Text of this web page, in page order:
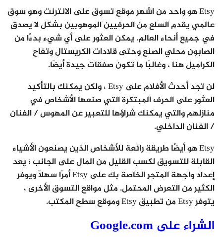
Etsy هو واحد من اشهر موقع تسوق على الانترنت وهو سوق
عالمي يقدم السلع من الحرفيين الموهوبين بشكل لا يصدق
في جميع أنحاء العالم. يمكن العثور على أي شيء بدءًا من
الصابون محلي الصنع وحتى قلادات الكريستال وتفاح
الكراميل هنا ، وغالبًا ما تكون صفقات جيدة أيضًا.
لن تجد أحدث الأفلام على Etsy ، ولكن يمكنك بالتأكيد
العثور على الحرف المبتكرة التي صنعها الأشخاص في
منازلهم والتي يمكنك شراؤها للتعبير عن المهوس / الفنان
/ الفنان الداخلي.
Etsy هو أيضًا طريقة رائعة للأشخاص الذين يصنعون الأشياء
القابلة للتسويق لكسب القليل من المال على الجانب ؛ يعد
إعداد واجهة المتجر الخاصة بك على Etsy أمرًا سهلاً ويوفر
الكثير من التعرض المحتمل. مثل مواقع التسوق الأخرى ،
يتوفر Etsy من تطبيق Etsy وموقع سطح المكتب.
الشراء على Google.com